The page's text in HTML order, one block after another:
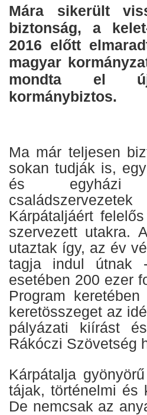
Mára sikerült
biztonság, a
2016 előtt
magyar
mondta el
kormánybiztos.
Ma már teljesen
sokan tudják is,
és egyházi
Kárpátaljáért
szervezett utakra.
utaztak így, az év
tagja indul útnak
esetében 200 ezer
Program
keretösszeget az
pályázati kiírást
Rákóczi Szövetség
Kárpátalja
tájak, történelmi és
De nemcsak az